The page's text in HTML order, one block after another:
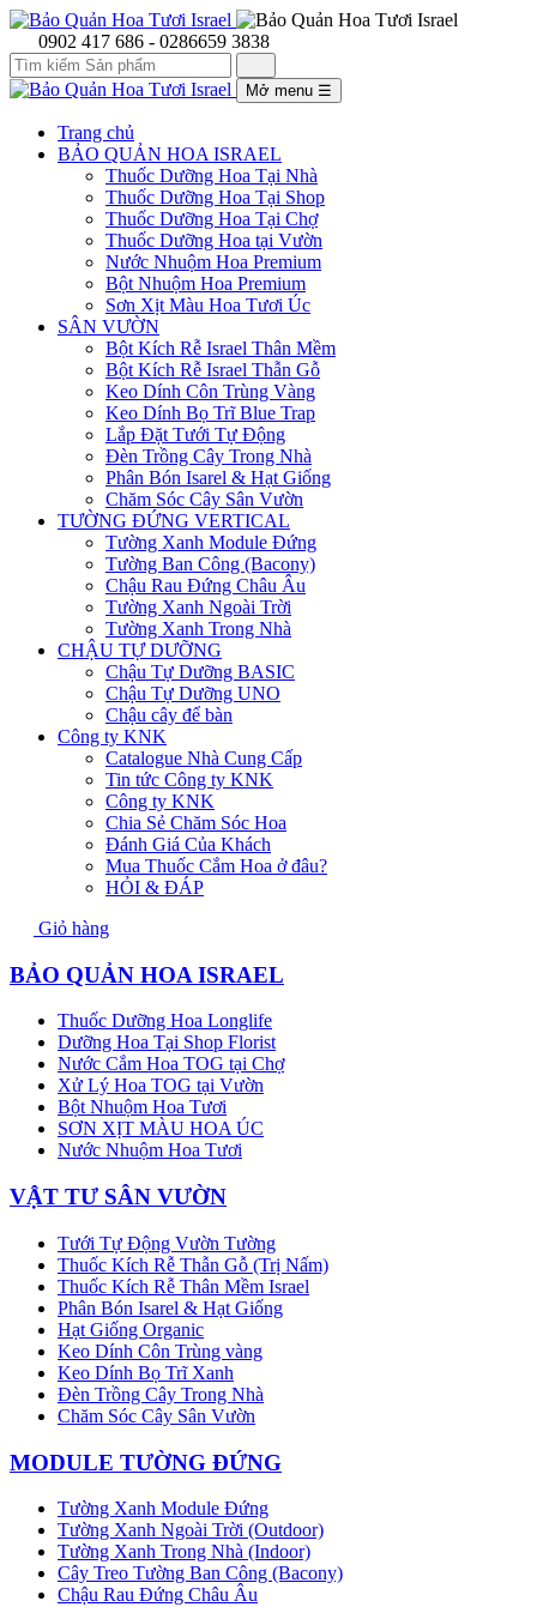
0902 417 686 - 0286659 3838
Mở menu ☰
Trang chủ
BẢO QUẢN HOA ISRAEL
Thuốc Dưỡng Hoa Tại Nhà
Thuốc Dưỡng Hoa Tại Shop
Thuốc Dưỡng Hoa Tại Chợ
Thuốc Dưỡng Hoa tại Vườn
Nước Nhuộm Hoa Premium
Bột Nhuộm Hoa Premium
Sơn Xịt Màu Hoa Tươi Úc
SÂN VƯỜN
Bột Kích Rễ Israel Thân Mềm
Bột Kích Rễ Israel Thẫn Gỗ
Keo Dính Côn Trùng Vàng
Keo Dính Bọ Trĩ Blue Trap
Lắp Đặt Tưới Tự Động
Đèn Trồng Cây Trong Nhà
Phân Bón Isarel & Hạt Giống
Chăm Sóc Cây Sân Vườn
TƯỜNG ĐỨNG VERTICAL
Tường Xanh Module Đứng
Tường Ban Công (Bacony)
Chậu Rau Đứng Châu Âu
Tường Xanh Ngoài Trời
Tường Xanh Trong Nhà
CHẬU TỰ DƯỠNG
Chậu Tự Dưỡng BASIC
Chậu Tự Dưỡng UNO
Chậu cây để bàn
Công ty KNK
Catalogue Nhà Cung Cấp
Tin tức Công ty KNK
Công ty KNK
Chia Sẻ Chăm Sóc Hoa
Đánh Giá Của Khách
Mua Thuốc Cắm Hoa ở đâu?
HỎI & ĐÁP
Giỏ hàng
BẢO QUẢN HOA ISRAEL
Thuốc Dưỡng Hoa Longlife
Dưỡng Hoa Tại Shop Florist
Nước Cắm Hoa TOG tại Chợ
Xử Lý Hoa TOG tại Vườn
Bột Nhuộm Hoa Tươi
SƠN XỊT MÀU HOA ÚC
Nước Nhuộm Hoa Tươi
VẬT TƯ SÂN VƯỜN
Tưới Tự Động Vườn Tường
Thuốc Kích Rễ Thẫn Gỗ (Trị Nấm)
Thuốc Kích Rễ Thân Mềm Israel
Phân Bón Isarel & Hạt Giống
Hạt Giống Organic
Keo Dính Côn Trùng vàng
Keo Dính Bọ Trĩ Xanh
Đèn Trồng Cây Trong Nhà
Chăm Sóc Cây Sân Vườn
MODULE TƯỜNG ĐỨNG
Tường Xanh Module Đứng
Tường Xanh Ngoài Trời (Outdoor)
Tường Xanh Trong Nhà (Indoor)
Cây Treo Tường Ban Công (Bacony)
Chậu Rau Đứng Châu Âu